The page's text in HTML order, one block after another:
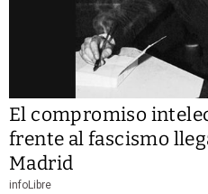
El compromiso
frente al fascismo
Madrid
infoLibre